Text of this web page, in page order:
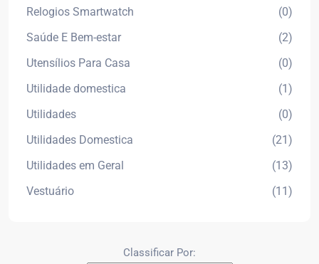
Relogios Smartwatch
(0)
Saúde E Bem-estar
(2)
Utensílios Para Casa
(0)
Utilidade domestica
(1)
Utilidades
(0)
Utilidades Domestica
(21)
Utilidades em Geral
(13)
Vestuário
(11)
Classificar Por: